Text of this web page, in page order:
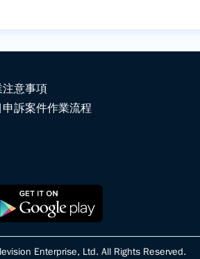
意事項
訴案件作業流程
Enterprise, Ltd. All Rights Reserved.